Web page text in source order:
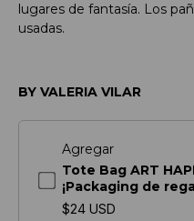
lugares de fantasía. Los
usadas.
BY VALERIA VILAR
Agregar
Tote Bag ART
¡Packaging de
$24 USD